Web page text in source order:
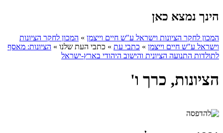
הינך נמצא כאן
המכון לחקר הציונות וישראל ע"ש חיים וייצמן » המכון לחקר הציונות
וישראל ע"ש חיים וייצמן » כתבי עת » כתבי העת שלנו » הציונות: מאסף
לתולדות התנועה הציונית והישוב היהודי בארץ-ישראל
הציונות, כרך ו'